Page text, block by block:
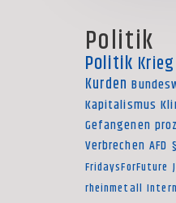
Politik
Politik Krieg
Kurden
Kapitalismus
Gefangenen
Verbrechen AFD
FridaysForFuture
rheinmetall